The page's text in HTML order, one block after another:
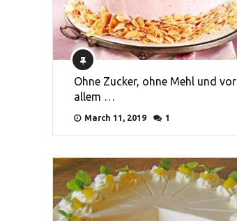
Ohne Zucker, ohne Mehl und vor
allem …
March 11, 2019 1